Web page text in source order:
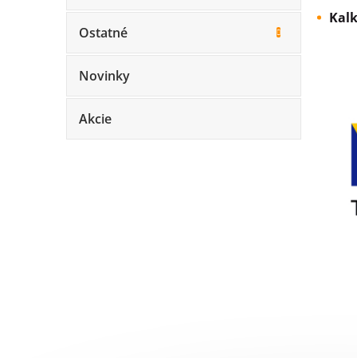
Ostatné
Novinky
Akcie